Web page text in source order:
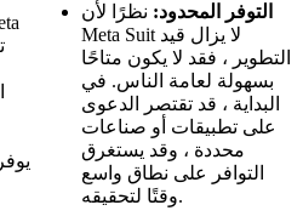
التوفر المحدود: نظرًا لأن
Meta Suit لا يزال قيد
التطوير ، فقد لا يكون متاحًا
بسهولة لعامة الناس. في
البداية ، قد تقتصر الدعوى
على تطبيقات أو صناعات
محددة ، وقد يستغرق
التوافر على نطاق واسع
وقتًا لتحقيقه.